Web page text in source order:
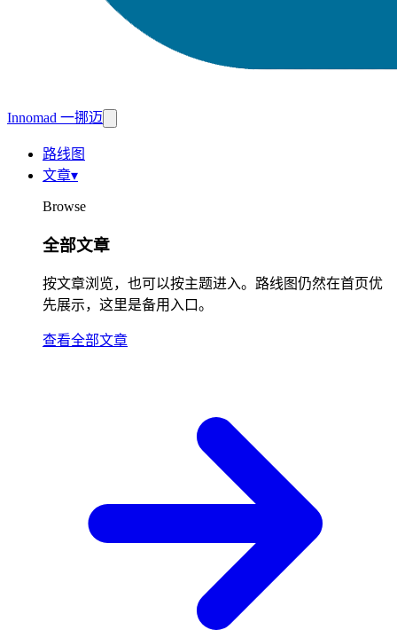
Innomad 一挪迈
路线图
文章▾
Browse
全部文章
按文章浏览，也可以按主题进入。路线图仍然在首页优
先展示，这里是备用入口。
查看全部文章